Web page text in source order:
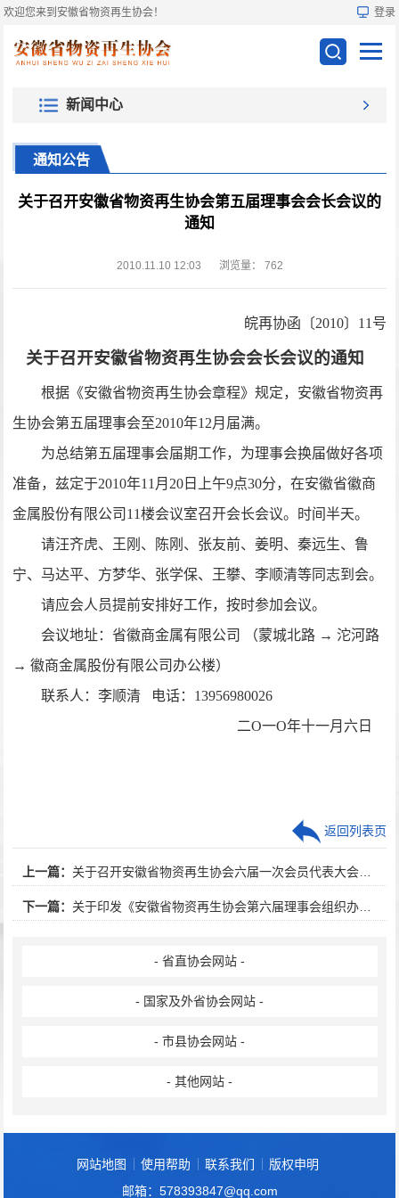
欢迎您来到安徽省物资再生协会！ 登录
新闻中心
通知公告
关于召开安徽省物资再生协会第五届理事会会长会议的
通知
2010.11.10 12:03 浏览量： 762
皖再协函〔2010〕 11 号
关于召开安徽省物资再生协会会长会议的通知
根据《安徽省物资再生协会章程》规定，安徽省物资再
生协会第五届理事会至2010年12月届满。
为总结第五届理事会届期工作，为理事会换届做好各项
准备，兹定于2010年11 月 20 日上午9点30分，在安徽省徽商
金属股份有限公司 11楼会议室召开会长会议。时间半天。
请汪齐虎、王刚、陈刚、张友前、姜明、秦远生、鲁
宁、马达平、方梦华、张学保、王攀、李顺清等同志到会。
请应会人员提前安排好工作，按时参加会议。
会议地址：省徽商金属有限公司 （蒙城北路 → 沱河路
→ 徽商金属股份有限公司办公楼）
联系人：李顺清
电话： 13956980026
二O一O年十一月六日
上一篇： 关于召开安徽省物资再生协会六届一次会员代表大会的通知
下一篇： 关于印发《安徽省物资再生协会第六届理事会组织办法》的通知
返回列表页
- 省直协会网站 -
- 国家及外省协会网站 -
- 市县协会网站 -
- 其他网站 -
网站地图 使用帮助 联系我们
版权申明
邮箱：578393847@qq.com